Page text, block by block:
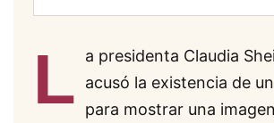
L
a presidenta Claudia
acusó la existencia de
para mostrar una